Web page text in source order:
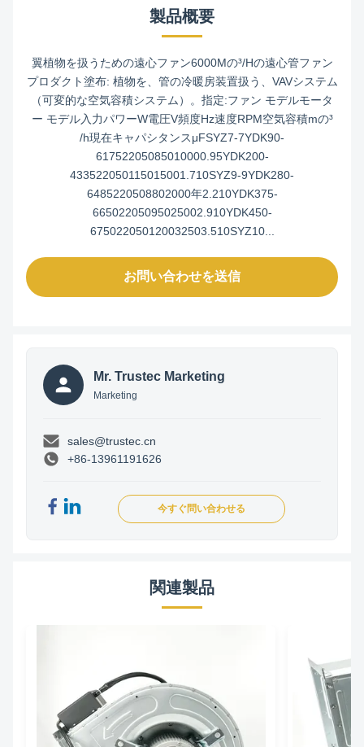
製品概要
翼植物を扱うための遠心ファン6000Mの³/Hの遠心管ファン
プロダクト塗布: 植物を、管の冷暖房装置扱う、VAVシステム
（可変的な空気容積システム）。指定:ファン モデルモータ
ー モデル入力パワーW電圧V頻度Hz速度RPM空気容積mの³
/h現在キャパシタンスμFSYZ7-7YDK90-
61752205085010000.95YDK200-
433522050115015001.710SYZ9-9YDK280-
6485220508802000年2.210YDK375-
66502205095025002.910YDK450-
675022050120032503.510SYZ10...
お問い合わせを送信
Mr. Trustec Marketing
Marketing
sales@trustec.cn
+86-13961191626
今すぐ問い合わせる
関連製品